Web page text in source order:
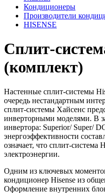
Кондиционеры
Производители
HISENSE
Сплит-
(комплект)
Настенные сплит-системы
очередь нестандартным
сплит-системы Хайсенс
инверторными моделями. В
инвертора: Superior/ Super/
энергоэффективности
означает, что сплит-система
электроэнергии.
Одним из ключевых
кондиционер Hisense из
Оформление внутренних